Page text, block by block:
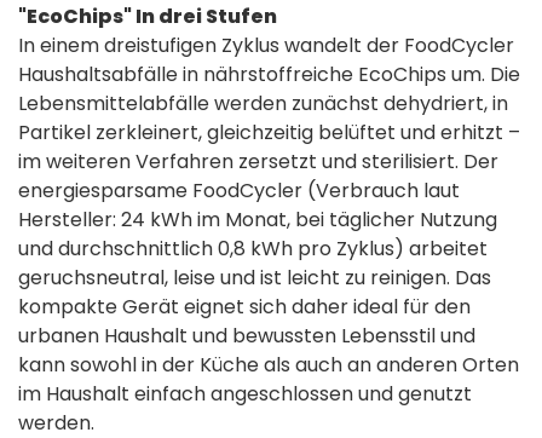
"EcoChips" In drei Stufen
In einem dreistufigen Zyklus wandelt der FoodCycler
Haushaltsabfälle in nährstoffreiche EcoChips um. Die
Lebensmittelabfälle werden zunächst dehydriert, in
Partikel zerkleinert, gleichzeitig belüftet und erhitzt –
im weiteren Verfahren zersetzt und sterilisiert. Der
energiesparsame FoodCycler (Verbrauch laut
Hersteller: 24 kWh im Monat, bei täglicher Nutzung
und durchschnittlich 0,8 kWh pro Zyklus) arbeitet
geruchsneutral, leise und ist leicht zu reinigen. Das
kompakte Gerät eignet sich daher ideal für den
urbanen Haushalt und bewussten Lebensstil und
kann sowohl in der Küche als auch an anderen Orten
im Haushalt einfach angeschlossen und genutzt
werden.